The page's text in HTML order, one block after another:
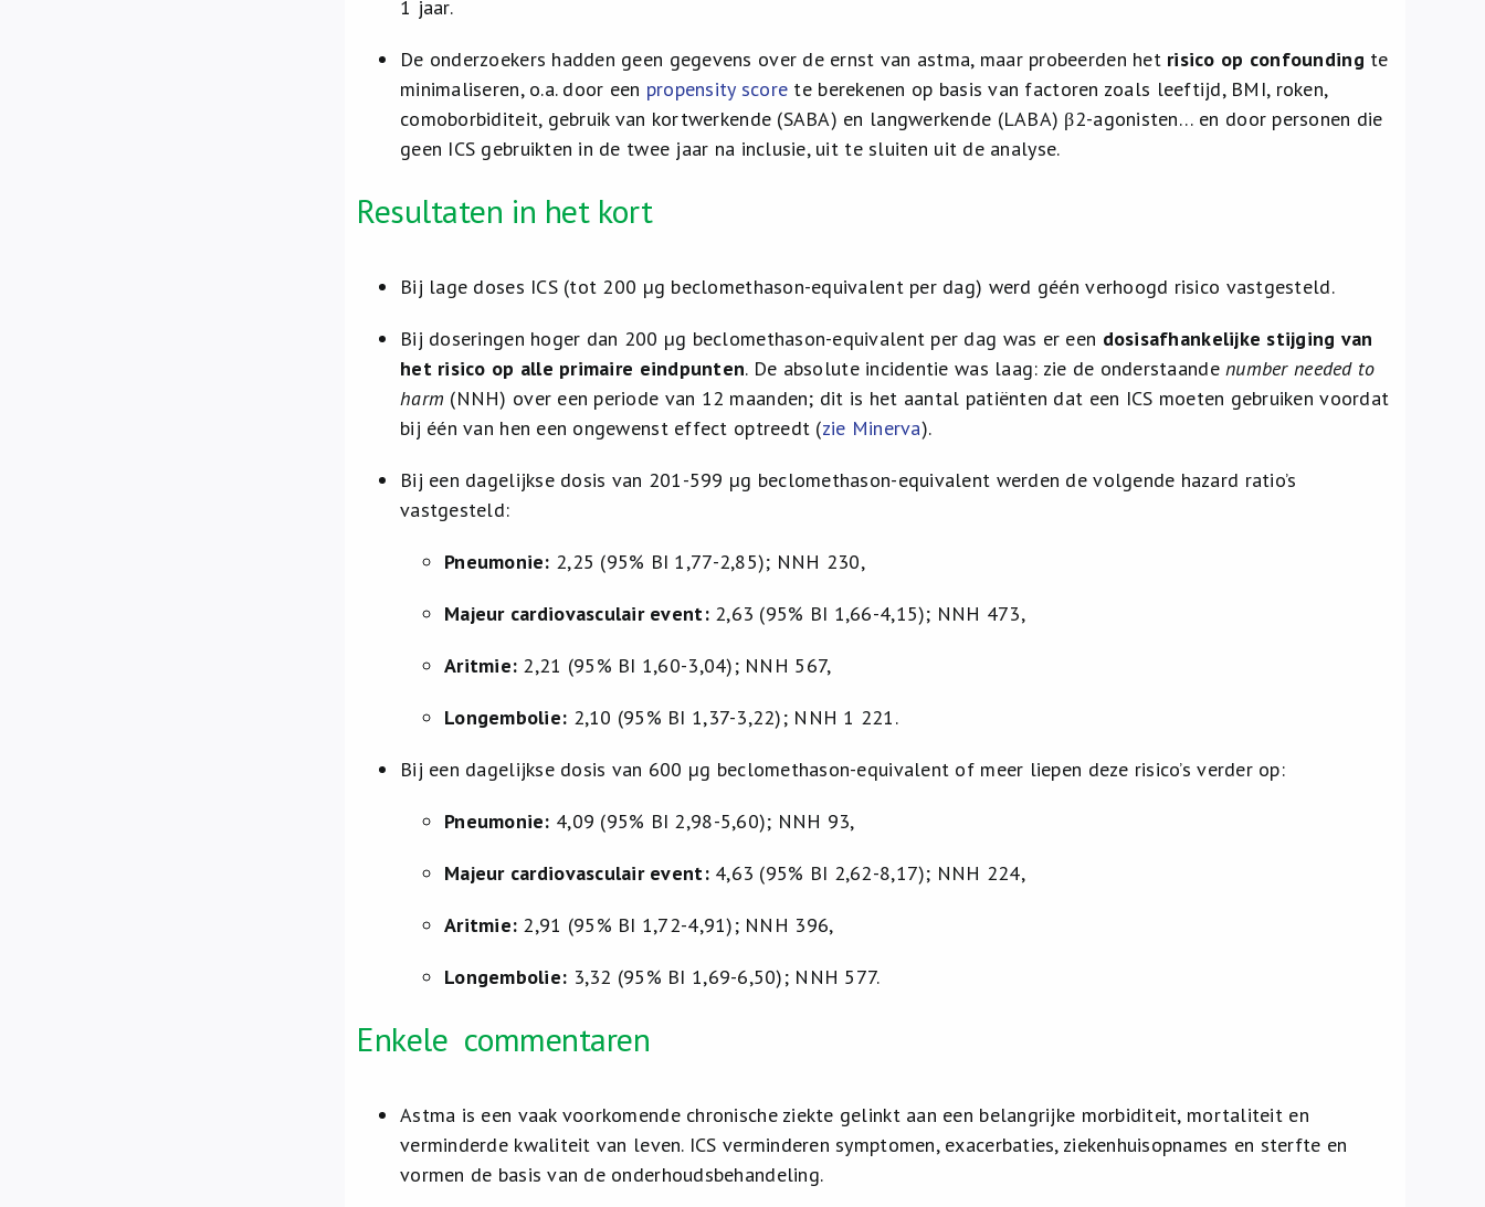
1 jaar.
De onderzoekers hadden geen gegevens over de ernst van astma, maar probeerden hetrisico op confounding te
minimaliseren, o.a. door een propensity score te berekenen op basis van factoren zoals leeftijd, BMI, roken,
comoborbiditeit, gebruik van kortwerkende (SABA) en langwerkende (LABA) β2-agonisten… en door personen die
geen ICS gebruikten in de twee jaar na inclusie, uit te sluiten uit de analyse.
Resultaten in het kort
Bij lage doses ICS (tot 200 µg beclomethason-equivalent per dag) werd géén verhoogd risico vastgesteld.
Bij doseringen hoger dan 200 µg beclomethason-equivalent per dag was er een dosisafhankelijke stijging van
het risico op alle primaire eindpunten. De absolute incidentie was laag: zie de onderstaandenumber needed to
harm (NNH) over een periode van 12 maanden; dit is het aantal patiënten dat een ICS moeten gebruiken voordat
bij één van hen een ongewenst effect optreedt (zie Minerva).
Bij een dagelijkse dosis van 201-599 µg beclomethason-equivalent werden de volgende hazard ratio’s
vastgesteld:
Pneumonie: 2,25 (95% BI 1,77-2,85); NNH 230,
Majeur cardiovasculair event:2,63 (95% BI 1,66-4,15); NNH 473,
Aritmie: 2,21 (95% BI 1,60-3,04); NNH 567,
Longembolie: 2,10 (95% BI 1,37-3,22); NNH 1 221.
Bij een dagelijkse dosis van 600 µg beclomethason-equivalent of meer liepen deze risico’s verder op:
Pneumonie: 4,09 (95% BI 2,98-5,60); NNH 93,
Majeur cardiovasculair event:4,63 (95% BI 2,62-8,17); NNH 224,
Aritmie: 2,91 (95% BI 1,72-4,91); NNH 396,
Longembolie: 3,32 (95% BI 1,69-6,50); NNH 577.
Enkele commentaren
Astma is een vaak voorkomende chronische ziekte gelinkt aan een belangrijke morbiditeit, mortaliteit en
verminderde kwaliteit van leven. ICS verminderen symptomen, exacerbaties, ziekenhuisopnames en sterfte en
vormen de basis van de onderhoudsbehandeling.